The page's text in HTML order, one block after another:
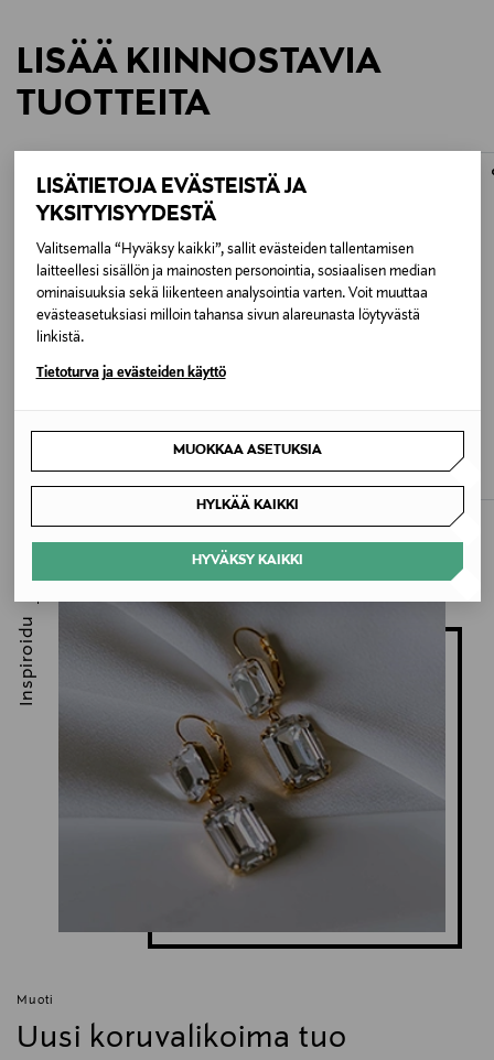
LISÄTIETOJA EVÄSTEISTÄ JA
YKSITYISYYDESTÄ
Valitsemalla “Hyväksy kaikki”, sallit evästeiden tallentamisen
laitteellesi sisällön ja mainosten personointia, sosiaalisen median
ominaisuuksia sekä liikenteen analysointia varten. Voit muuttaa
evästeasetuksiasi milloin tahansa sivun alareunasta löytyvästä
linkistä.
Tietoturva ja evästeiden käyttö
MUOKKAA ASETUKSIA
HYLKÄÄ KAIKKI
HYVÄKSY KAIKKI
LISÄÄ KIINNOSTAVIA
TUOTTEITA
HAOMY
New Delhi -koristetyynynpäällinen
ROSTI
Cover Margrethe -kansi 4 l
Muoti
Uusi koruvalikoima tuo
Inspiroidu